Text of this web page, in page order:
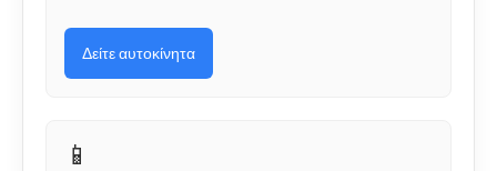
Δείτε αυτοκίνητα
📱